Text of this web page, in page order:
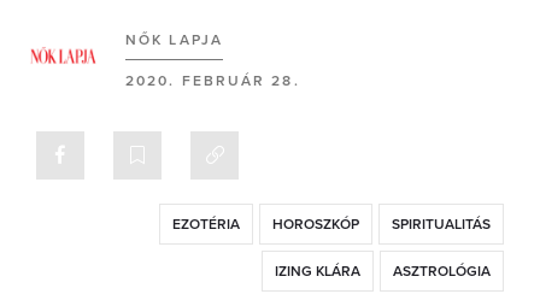
NŐK LAPJA
2020. FEBRUÁR 28.
EZOTÉRIA HOROSZKÓP SPIRITUALITÁS
IZING KLÁRA ASZTROLÓGIA